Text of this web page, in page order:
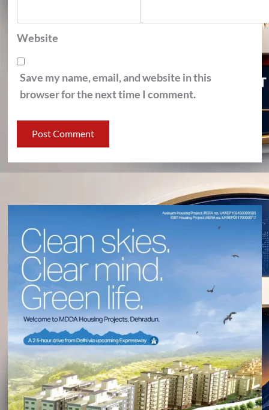
Website
Save my name, email, and website in this
browser for the next time I comment.